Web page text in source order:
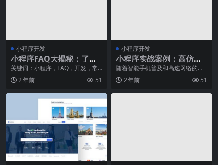
小程序开发
小程序FAQ大揭秘：了解
小程序开发的常见问题
关键词：小程序，FAQ，开发，常
见问题小程序作为近年来互联网行
业的热门话题，早已
2 年前 51
小程序开发
小程序实战案例：高仿抖
音短视频应用开发
随着智能手机普及和高速网络的普
及，短视频应用变得越来越流行，
成为了人们娱乐生活的
2 年前 51